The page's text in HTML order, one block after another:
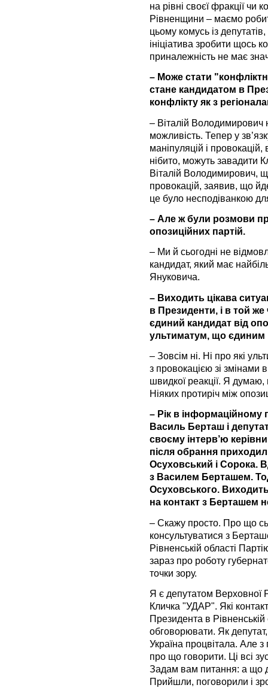
на рівні своєї фракції чи
Рівненщини – маємо
цьому комусь із
ініціатива зробити щось
приналежність не має
– Може стати
стане кандидатом в
конфлікту як з
– Віталій Володимирович
можливість. Тепер у
маніпуляцій і
нібито, можуть завадити
Віталій Володимирович,
провокацій, заявив, що
це було несподіванкою
– Але ж були розмови
опозиційних партій.
– Ми й сьогодні не
кандидат, який має
Януковича.
– Виходить цікава
в Президенти, і в той
єдиний кандидат від
ультиматум, що єдиним
– Зовсім ні. Ні про які
з провокацією зі змінами
швидкої реакції. Я думаю,
Ніяких протиріч між
– Рік в
Василь Берташ і
своєму інтерв’ю
після обрання
Осуховський і Сорока.
з Василем Берташем.
Осуховського.
на контакт з Берташем
– Скажу просто. Про що
консультуватися з
Рівненській області
зараз про роботу
точки зору.
Я є депутатом Верховної
Кличка "УДАР". Які
Президента в
обговорювати. Як
Україна процвітала. Але
про що говорити. Ці всі
Задам вам питання: а що
Прийшли, поговорили і